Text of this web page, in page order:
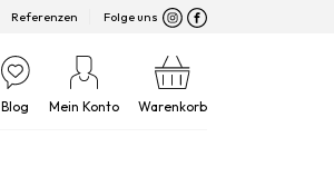
Referenzen Folge uns
Blog Mein Konto Warenkorb